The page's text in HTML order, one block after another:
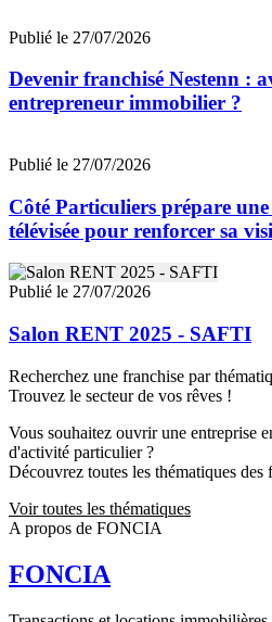
Publié le 27/07/2026
Devenir franchisé Nestenn :
entrepreneur immobilier ?
Publié le 27/07/2026
Côté Particuliers prépare
télévisée pour renforcer sa
Publié le 27/07/2026
Salon RENT 2025 - SAFTI
Recherchez une franchise par
Trouvez le secteur de vos rêves !
Vous souhaitez ouvrir une entreprise
d'activité particulier ?
Découvrez toutes les thématiques des
Voir toutes les thématiques
A propos de FONCIA
FONCIA